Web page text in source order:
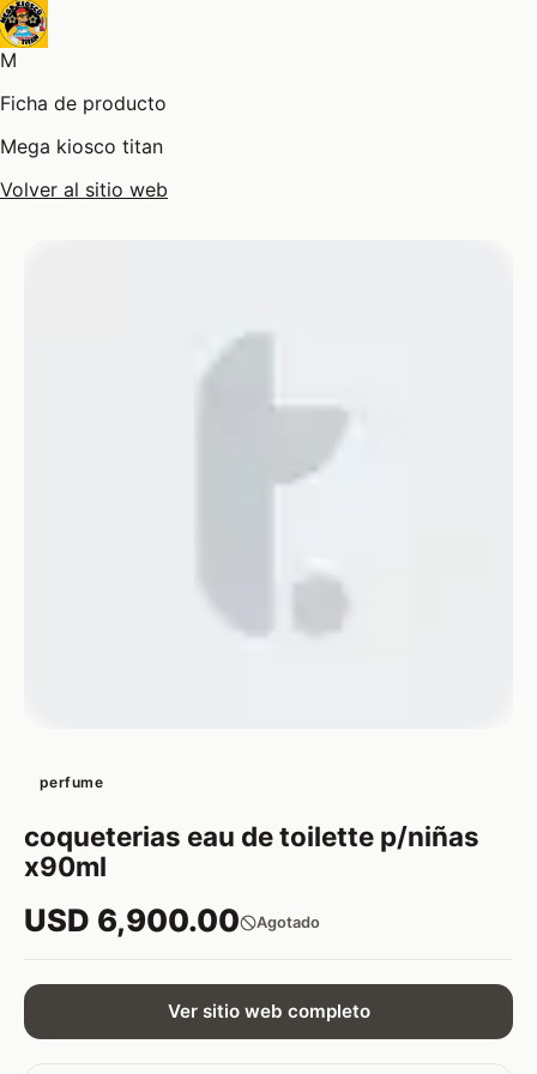
M
Ficha de producto
Mega kiosco titan
Volver al sitio web
perfume
coqueterias eau de toilette p/niñas
x90ml
USD 6,900.00 Agotado
Ver sitio web completo